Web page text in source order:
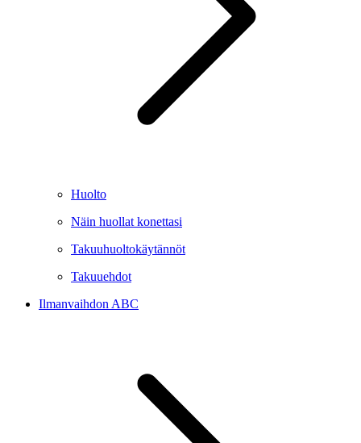
Huolto
Näin huollat konettasi
Takuuhuoltokäytännöt
Takuuehdot
Ilmanvaihdon ABC